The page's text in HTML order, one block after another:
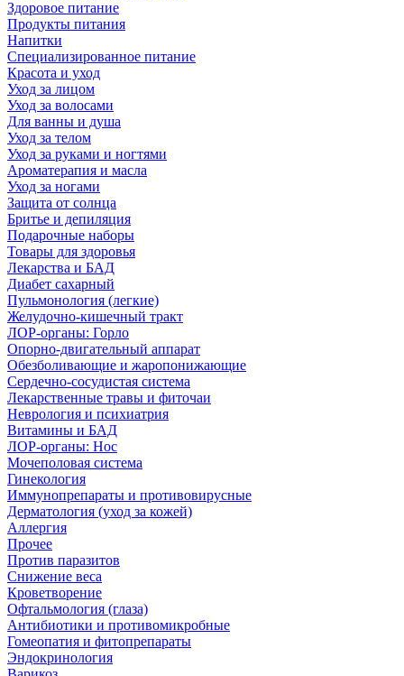
Здоровое питание
Продукты питания
Напитки
Специализированное питание
Красота и уход
Уход за лицом
Уход за волосами
Для ванны и душа
Уход за телом
Уход за руками и ногтями
Ароматерапия и масла
Уход за ногами
Защита от солнца
Бритье и депиляция
Подарочные наборы
Товары для здоровья
Лекарства и БАД
Диабет сахарный
Пульмонология (легкие)
Желудочно-кишечный тракт
ЛОР-органы: Горло
Опорно-двигательный аппарат
Обезболивающие и жаропонижающие
Сердечно-сосудистая система
Лекарственные травы и фиточаи
Неврология и психиатрия
Витамины и БАД
ЛОР-органы: Нос
Мочеполовая система
Гинекология
Иммунопрепараты и противовирусные
Дерматология (уход за кожей)
Аллергия
Прочее
Против паразитов
Снижение веса
Кроветворение
Офтальмология (глаза)
Антибиотики и противомикробные
Гомеопатия и фитопрепараты
Эндокринология